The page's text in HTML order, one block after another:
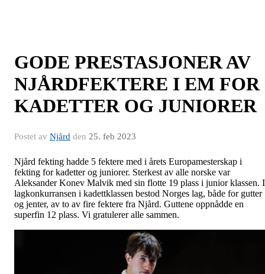
GODE PRESTASJONER AV
NJÅRDFEKTERE I EM FOR
KADETTER OG JUNIORER
Postet av Njård den 25. feb 2023
Njård fekting hadde 5 fektere med i årets Europamesterskap i
fekting for kadetter og juniorer. Sterkest av alle norske var
Aleksander Konev Malvik med sin flotte 19 plass i junior klassen. I
lagkonkurransen i kadettklassen bestod Norges lag, både for gutter
og jenter, av to av fire fektere fra Njård. Guttene oppnådde en
superfin 12 plass. Vi gratulerer alle sammen.